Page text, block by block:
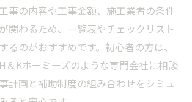
ーム計画時に押さえるべき申請条件
H＆Kホーミーズによる実践アドバ
更にも対応する情報収集のコツ
事の内容や工事金額、施工業者の条件
関わるため、一覧表やチェックリスト
るのがおすすめです。初心者の方は、
＆Kホーミーズのような専門会社に相談
計画と補助制度の組み合わせをシミュ